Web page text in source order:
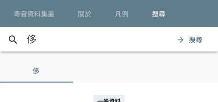
粵音資料集叢 關於 凡例 搜尋
search arrow_forward 搜尋
侈